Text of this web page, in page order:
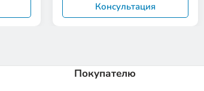
Консультация
Покупателю